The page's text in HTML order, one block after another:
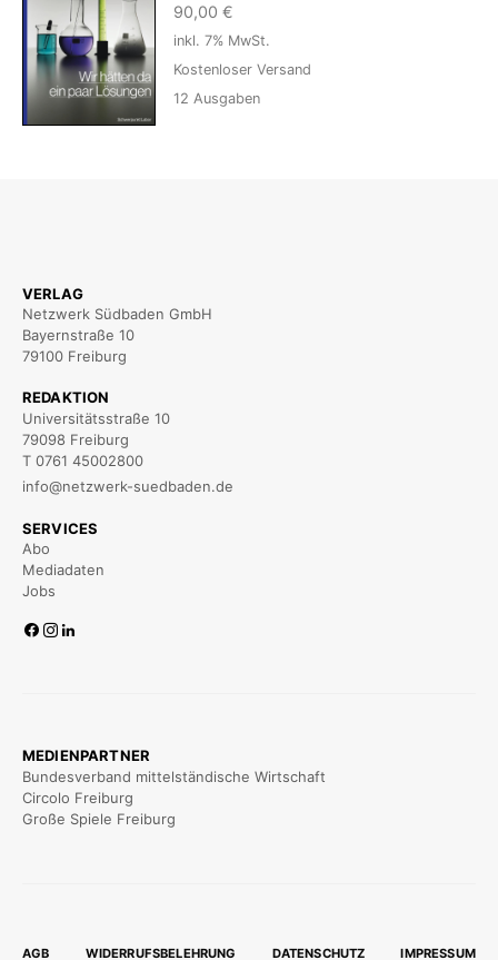
90,00 €
inkl. 7% MwSt.
Kostenloser Versand
12 Ausgaben
VERLAG
Netzwerk Südbaden GmbH
Bayernstraße 10
79100 Freiburg
REDAKTION
Universitätsstraße 10
79098 Freiburg
T 0761 45002800
info@netzwerk-suedbaden.de
SERVICES
Abo
Mediadaten
Jobs
MEDIENPARTNER
Bundesverband mittelständische Wirtschaft
Circolo Freiburg
Große Spiele Freiburg
AGB WIDERRUFSBELEHRUNG DATENSCHUTZ IMPRESSUM